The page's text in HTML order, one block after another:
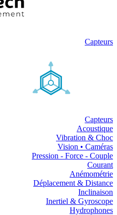
Capteurs
Capteurs
Acoustique
Vibration & Choc
Vision • Caméras
Pression - Force - Couple
Courant
Anémométrie
Déplacement & Distance
Inclinaison
Inertiel & Gyroscope
Hydrophones